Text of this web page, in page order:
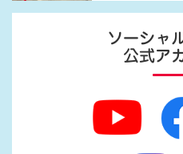
ソーシャ
公式ア